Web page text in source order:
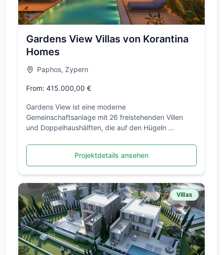
Gardens View Villas von Korantina
Homes
Paphos, Zypern
From: 415.000,00 €
Gardens View ist eine moderne
Gemeinschaftsanlage mit 26 freistehenden Villen
und Doppelhaushälften, die auf den Hügeln ...
Projektdetails ansehen
Villas